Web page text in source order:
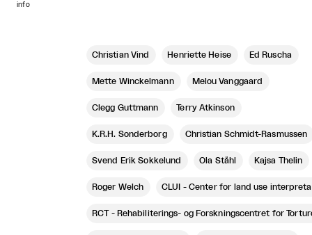
info
Christian Vind Henriette Heise Ed Ruscha
Mette Winckelmann Melou Vanggaard
Clegg Guttmann Terry Atkinson
K.R.H. Sonderborg Christian Schmidt-Rasmussen
Svend Erik Sokkelund Ola Ståhl Kajsa Thelin
Roger Welch CLUI - Center for land use
RCT - Rehabiliterings- og Forskningscentret for